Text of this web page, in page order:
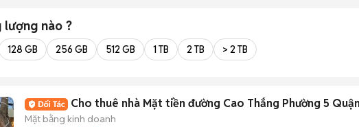
lượng nào ?
128 GB 256 GB 512 GB 1 TB 2 TB > 2 TB
Cho thuê nhà Mặt tiền đường Cao Thắng Phường 5
Mặt bằng kinh doanh